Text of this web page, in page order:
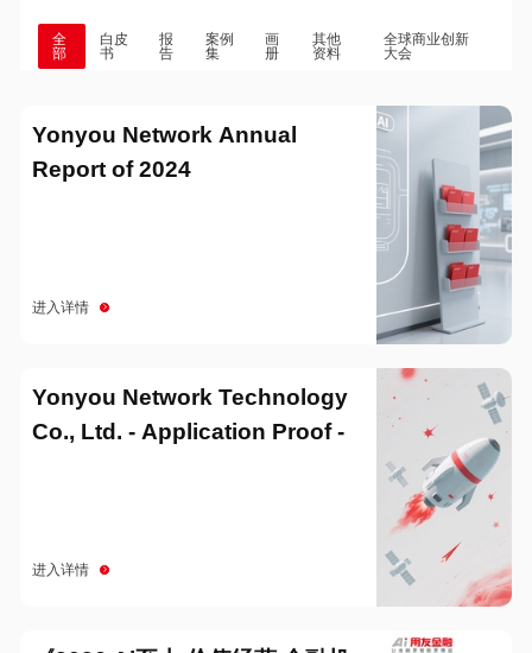
全
部
白皮
书
报
告
案例
集
画
册
其他
资料
全球商业创新
大会
Yonyou Network Annual
Report of 2024
进入详情
Yonyou Network Technology
Co., Ltd. - Application Proof -
进入详情